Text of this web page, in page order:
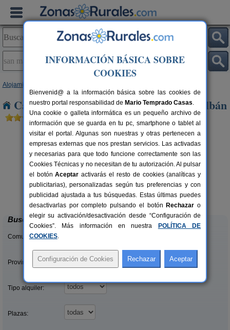
Alojamientos
Casas Rurales en San Martín de Montalbán
8-14+4 pers.
desde30 €
Casa Rural Dos Hermanas
Navahermosa (Toledo)
Buscar
Comunidades:
Provincias/Islas:
Tipo alquiler:
Plazas:
INFORMACIÓN BÁSICA SOBRE
COOKIES
Bienvenid@ a la información básica sobre las cookies de
nuestro portal responsabilidad de Mario Temprado Casas.
Una cookie o galleta informática es un pequeño archivo de
información que se guarda en tu pc, smartphone o tablet al
visitar el portal. Algunas son nuestras y otras pertenecen a
empresas externas que nos prestan servicios. Las activadas
y necesarias para que todo funcione correctamente son las
Cookies Técnicas y no necesitan de tu autorización. Al pulsar
el botónAceptar activarás el resto de cookies (analíticas y
publicitarias), personalizadas según tus preferencias y con
publicidad ajustada a tus búsquedas. Estas últimas puedes
desactivarlas por completo pulsando el botón Rechazar o
elegir su activación/desactivación desde “Configuración de
Cookies”. Más información en nuestra
POLÍTICA DE
COOKIES.